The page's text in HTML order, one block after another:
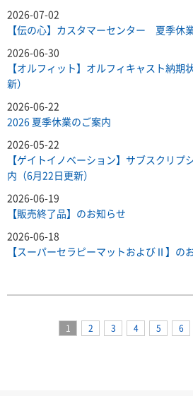
2026-07-02
【伝の心】カスタマーセンター 夏季休
2026-06-30
【オルフィット】オルフィキャスト納期
新）
2026-06-22
2026 夏季休業のご案内
2026-05-22
【ゲイトイノベーション】サブスクリプ
内（6月22日更新）
2026-06-19
【販売終了品】のお知らせ
2026-06-18
【スーパーセラピーマットおよびⅡ】の
1 2 3 4 5 6